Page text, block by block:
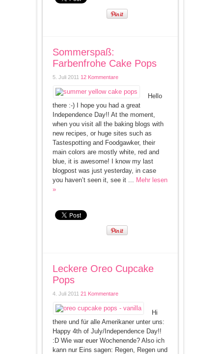
Sommerspaß:
Farbenfrohe Cake Pops
5. Juli 2011 12 Kommentare
Hello
there :-) I hope you had a great
Independence Day!! At the moment,
when you visit all the baking blogs with
new recipes, or huge sites such as
Tastespotting and Foodgawker, their
main colors are mostly white, red and
blue, it is awesome! I know my last
blogpost was just yesterday, in case
you haven’t seen it, see it ... Mehr lesen
»
Leckere Oreo Cupcake
Pops
4. Juli 2011 21 Kommentare
Hi
there und für alle Amerikaner unter uns:
Happy 4th of July/Independence Day!!
:D Wie war euer Wochenende? Also ich
kann nur Eins sagen: Regen, Regen und